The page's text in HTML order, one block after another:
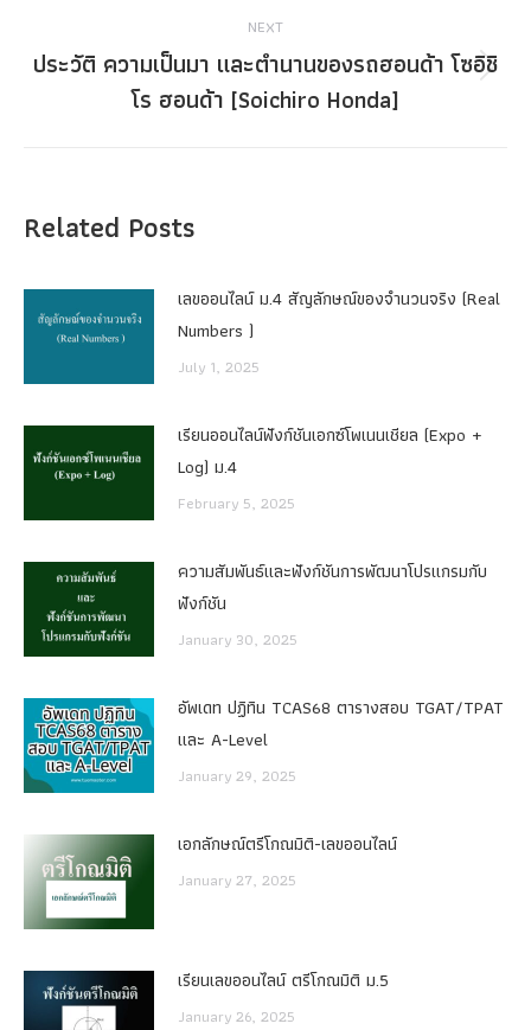
NEXT
Next
post:
ประวัติ ความเป็นมา และตำนานของรถฮอนด้า โซอิชิ
โร ฮอนด้า [Soichiro Honda]
Related Posts
เลขออนไลน์ ม.4 สัญลักษณ์ของจำนวนจริง (Real
Numbers )
July 1, 2025
เรียนออนไลน์ฟังก์ชันเอกซ์โพเนนเชียล (Expo +
Log) ม.4
February 5, 2025
ความสัมพันธ์และฟังก์ชันการพัฒนาโปรแกรมกับ
ฟังก์ชัน
January 30, 2025
อัพเดท ปฏิทิน TCAS68 ตารางสอบ TGAT/TPAT
และ A-Level
January 29, 2025
เอกลักษณ์ตรีโกณมิติ-เลขออนไลน์
January 27, 2025
เรียนเลขออนไลน์ ตรีโกณมิติ ม.5
January 26, 2025